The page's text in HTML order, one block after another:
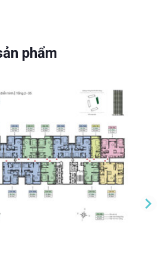
phẩm